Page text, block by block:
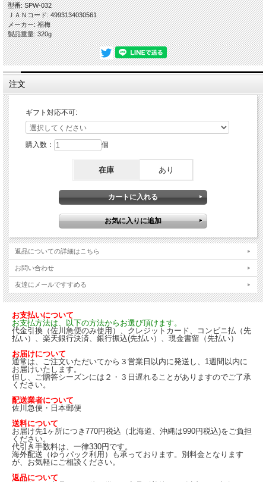
型番: SPW-032
ＪＡＮコード: 4993134030561
メーカー: 福梅
製品重量: 320g
注文
ギフト対応不可:
購入数： 個
在庫 あり
返品についての詳細はこちら
お問い合わせ
友達にメールですすめる
お支払いについて
お支払方法は、以下の方法からお選び頂けます。
代金引換（佐川急便のみ使用）、クレジットカード、コンビニ払（先
払い）、楽天銀行決済、銀行振込(先払い）、現金書留（先払い）
お届けについて
通常は、ご注文いただいてから３営業日以内に発送し、1週間以内に
お届けいたします。
但し、ご贈答シーズンには２・３日遅れることがありますのでご了承
ください。
配送業者について
佐川急便・日本郵便
送料について
お届け先1ヶ所につき770円税込（北海道、沖縄は990円税込)をご負担
ください。
代引き手数料は、一律330円です。
海外配送（ゆうパック利用）も承っております。別料金となります
が、お気軽にご相談ください。
返品について